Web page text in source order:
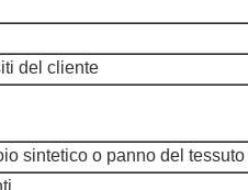
del cliente
sintetico o panno del tessuto